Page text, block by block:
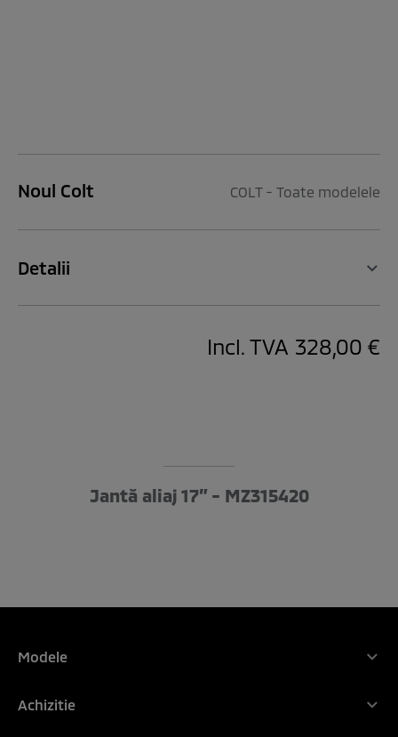
Noul Colt COLT - Toate modelele
Detalii
Incl. TVA 328,00 €
Jantă aliaj 17” - MZ315420
Modele
Achizitie